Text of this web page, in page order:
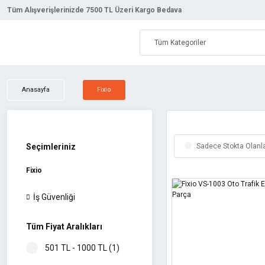
Tüm Alışverişlerinizde 7500 TL Üzeri Kargo Bedava
Anasayfa Fixio
Seçimleriniz
Fixio
İş Güvenliği
Tüm Fiyat Aralıkları
501 TL - 1000 TL (1)
Sadece Stokta